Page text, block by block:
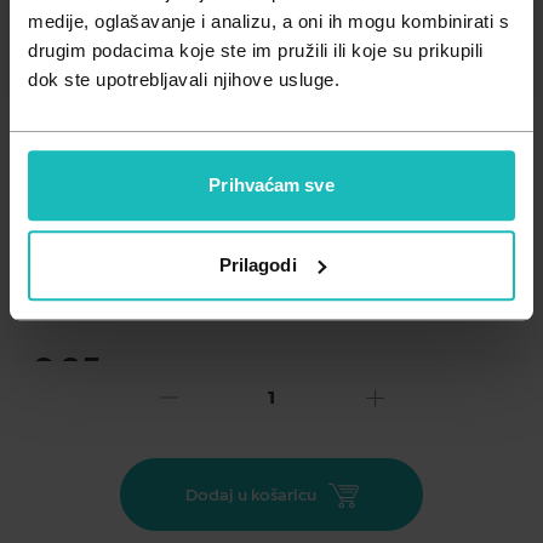
medije, oglašavanje i analizu, a oni ih mogu kombinirati s
drugim podacima koje ste im pružili ili koje su prikupili
dok ste upotrebljavali njihove usluge.
Prihvaćam sve
Prilagodi
Zdravlje muškarca
Zdravlje žene
Minerali
Probiotici i prebiotici
Važna obavijest prema Zakonu o zaštiti potrošača..
9,95
PropoMax KIDS stvaranjem zaštitne barijere djeluje umirujuće
na nadraženu sluznicu grla i usne šupljine. • Ublažava bol,
Dodaj u košaricu